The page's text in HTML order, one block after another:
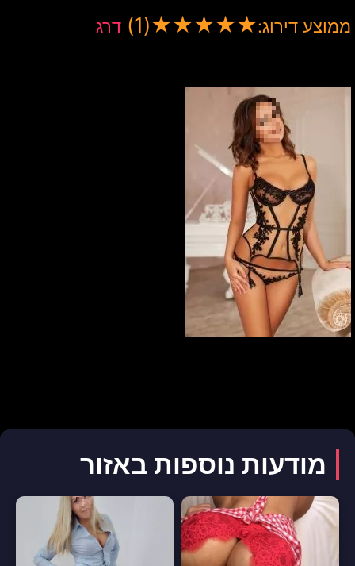
ממוצע דירוג:★
★
★
★
★
(1) דרג
מודעות נוספות באזור